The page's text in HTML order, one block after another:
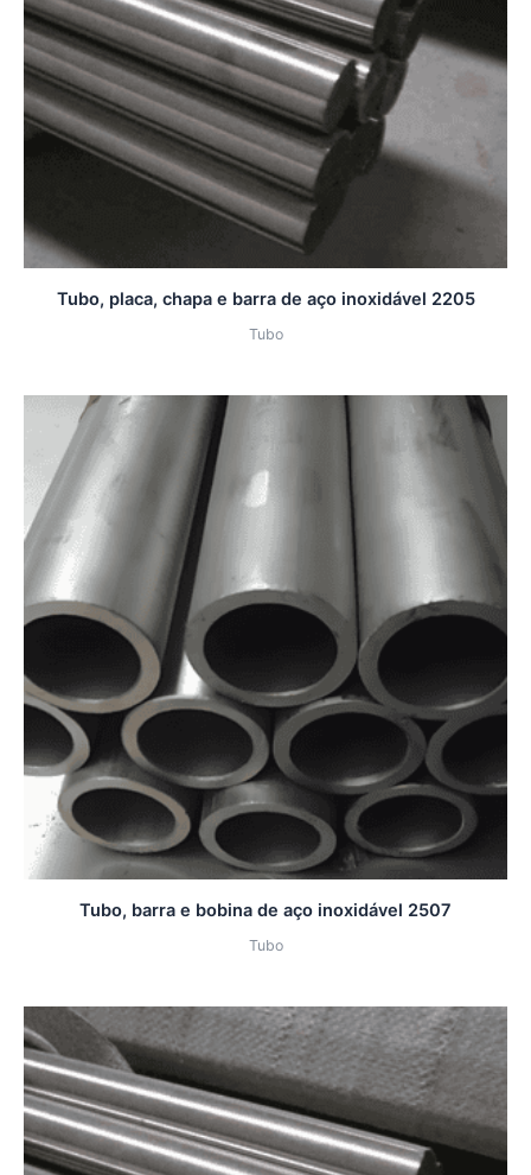
Tubo, placa, chapa e barra de aço inoxidável 2205
Tubo
Tubo, barra e bobina de aço inoxidável 2507
Tubo